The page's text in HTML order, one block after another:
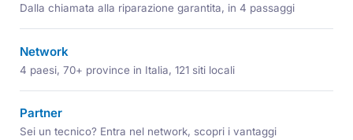
Dalla chiamata alla riparazione garantita, in 4 passaggi
Network
4 paesi, 70+ province in Italia, 121 siti locali
Partner
Sei un tecnico? Entra nel network, scopri i vantaggi